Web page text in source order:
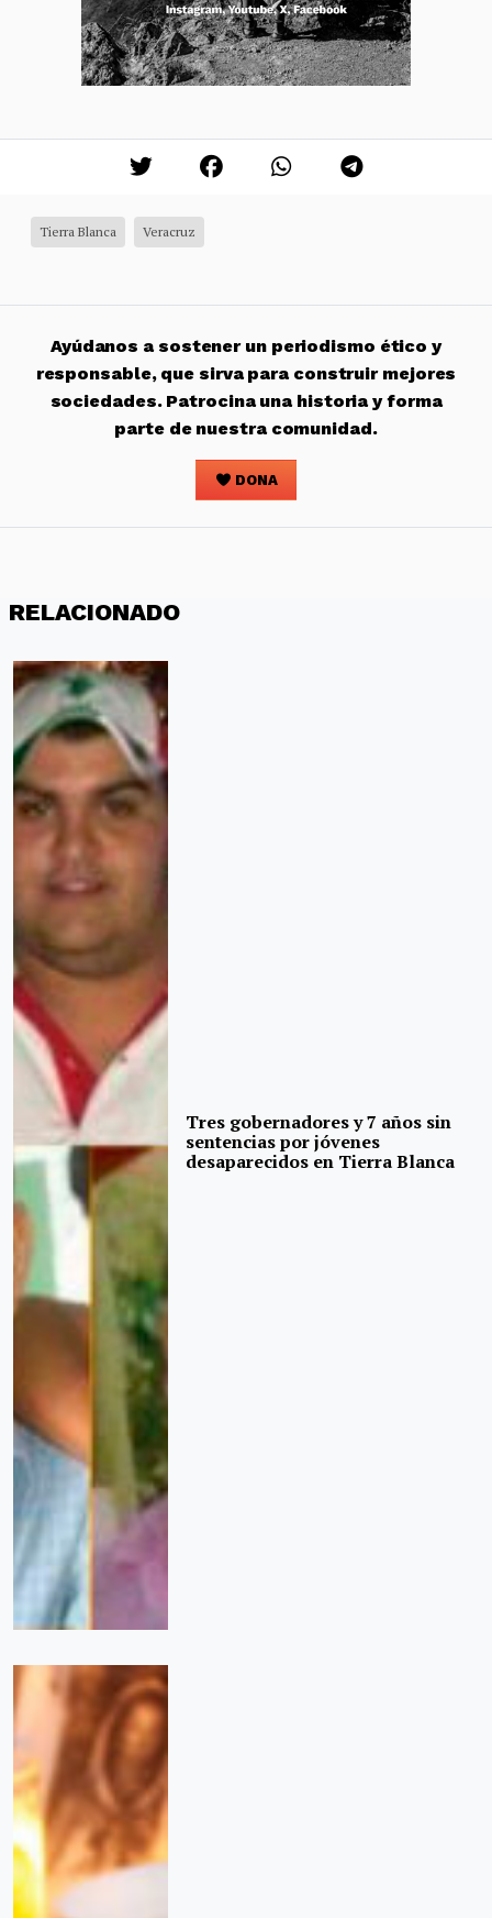
Tierra Blanca Veracruz
Ayúdanos a sostener un periodismo ético y
responsable, que sirva para construir mejores
sociedades. Patrocina una historia y forma
parte de nuestra comunidad.
DONA
RELACIONADO
Tres gobernadores y 7 años sin
sentencias por jóvenes
desaparecidos en Tierra Blanca